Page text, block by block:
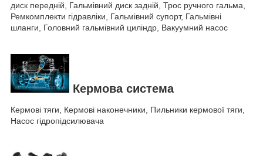
диск передній, Гальмівний диск задній, Трос ручного гальма,
Ремкомплекти гідравліки, Гальмівний супорт, Гальмівні
шланги, Головний гальмівний циліндр, Вакуумний насос
Кермова система
Кермові тяги, Кермові наконечники, Пильники кермової тяги,
Насос гідропідсилювача